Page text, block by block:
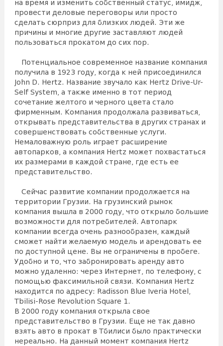
на время и изменить собственный статус, имидж,
провести деловые переговоры или просто
сделать сюрприз для близких людей. Эти же
причины и многие другие заставляют людей
пользоваться прокатом до сих пор.
Потенциальное современное название компания
получила в 1923 году, когда к ней присоединился
John D. Hertz. Название звучало как Hertz Drive-Ur-
Self System, а также именно в тот период
сочетание желтого и черного цвета стало
фирменным. Компания продолжала развиваться,
открывать представительства в других странах и
совершенствовать собственные услуги.
Немаловажную роль играет расширение
автопарков, а компания Hertz может похвастаться
их размерами в каждой стране, где есть ее
представительство.
Сейчас развитие компании продолжается на
территории Грузии. На грузинский рынок
компания вышла в 2000 году, что открыло большие
возможности для потребителей. Автопарк
компании всегда очень разнообразен, каждый
сможет найти желаемую модель и арендовать ее
по доступной цене. Вы не ограничены в пробеге.
Удобно и то, что забронировать аренду авто
можно удаленно: через Интернет, по телефону, с
помощью факсимильной связи. Компания Hertz
находится по адресу: Radisson Blue Iveria Hotel,
Tbilisi-Rose Revolution Square 1.
В 2000 году компания открыла свое
представительство в Грузии. Еще не так давно
взять авто в прокат в Тбилиси было практически
нереально. На данный момент компания Hertz